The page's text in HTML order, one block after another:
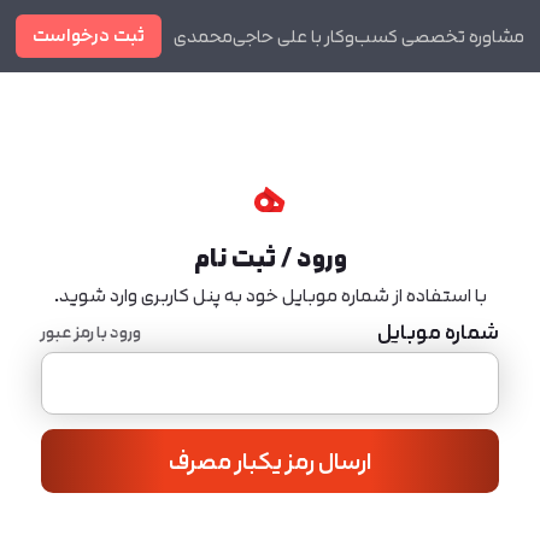
مشاوره تخصصی کسب‌وکار با علی حاجی‌محمدی ثبت درخواست
ورود / ثبت نام
با استفاده از شماره موبایل خود به پنل کاربری وارد شوید.
شماره موبایل ورود با رمز عبور
ارسال رمز یکبار مصرف